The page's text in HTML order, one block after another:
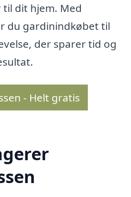
dit hjem. Med
du gardinindkøbet til
der sparer tid og
- Helt gratis